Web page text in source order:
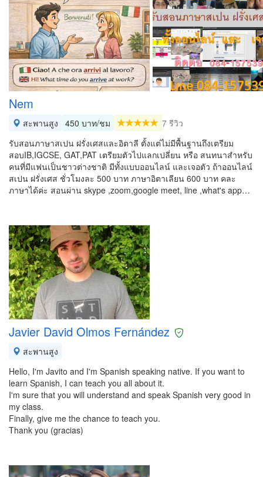
Nem
สะพานสูง 450 บาท/ชม
7 รีวิว
รับสอนภาษาสเปน ฝรั่งเศสและอิตาลี ตั้งแต่ไม่มีพื้นฐานถึงเตรียม
สอบIB,IGCSE, GAT,PAT เตรียมตัวไปแลกเปลี่ยน หรือ สนทนาสำหรับ
คนที่มีแฟนเป็นชาวต่างชาติ มีทั้งแบบออนไลน์ และเจอตัว ถ้าออนไลน์
สเปน ฝรั่งเศส ชั่วโมงละ 500 บาท ภาษาอิตาเลียน 600 บาท คละ
ภาษาได้ค่ะ สอนผ่าน skype ,zoom,google meet, line ,what's app…
Javier David Olmos Fernández
สะพานสูง
Hello, I'm Javito and I'm Spanish speaking native. If you want to
learn Spanish, I can teach you all about it.
I'm sure that you will understand and speak Spanish very good in
my class.
Finally, give me the chance to teach you.
Thank you (gracias)